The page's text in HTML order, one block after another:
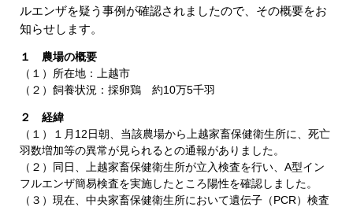
ルエンザを疑う事例が確認されましたので、その概要をお
知らせします。
１ 農場の概要
（１）所在地：上越市
（２）飼養状況：採卵鶏 約10万5千羽
２ 経緯
（１）１月12日朝、当該農場から上越家畜保健衛生所に、死亡
羽数増加等の異常が見られるとの通報がありました。
（２）同日、上越家畜保健衛生所が立入検査を行い、A型イン
フルエンザ簡易検査を実施したところ陽性を確認しました。
（３）現在、中央家畜保健衛生所において遺伝子（PCR）検査